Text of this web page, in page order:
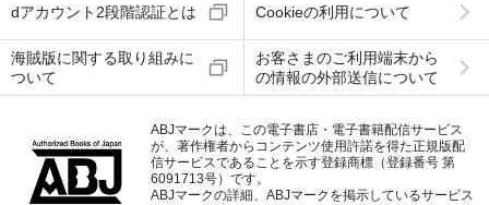
dアカウント2段階認証とは Cookieの利用について
海賊版に関する取り組みに
ついて
お客さまのご利用端末から
の情報の外部送信について
ABJマークは、この電子書店・電子書籍配信サービス
が、著作権者からコンテンツ使用許諾を得た正規版配
信サービスであることを示す登録商標（登録番号 第
6091713号）です。
ABJマークの詳細、ABJマークを掲示しているサービス